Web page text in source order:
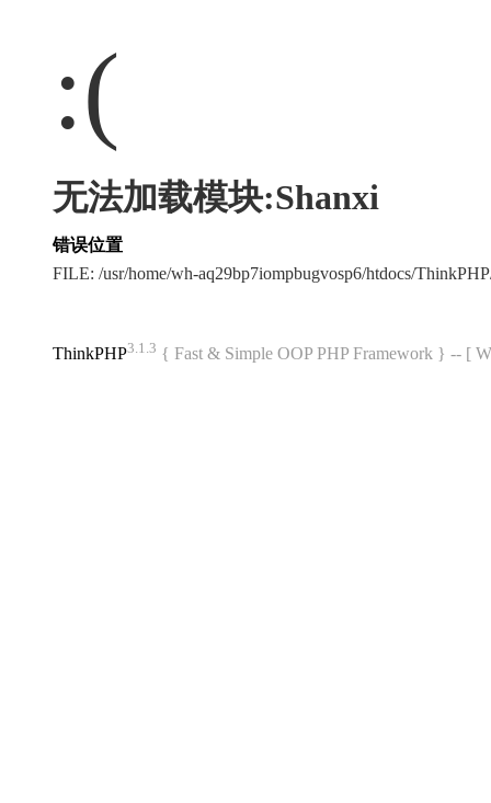
:(
无法加载模块:Shanxi
错误位置
FILE: /usr/home/wh-aq29bp7iompbugvosp6/htdocs/
ThinkPHP3.1.3 { Fast & Simple OOP PHP Framework } -- [